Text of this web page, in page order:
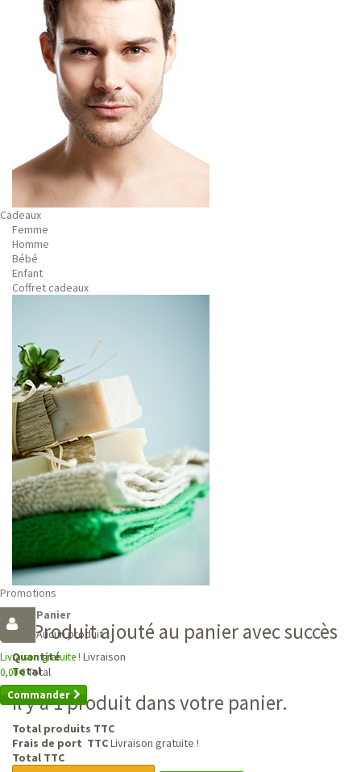
Cadeaux
Femme
Homme
Bébé
Enfant
Coffret cadeaux
Promotions
Panier
Aucun produit
Livraison gratuite ! Livraison
0,00 €Total
Commander
Produit ajouté au panier avec succès
Quantité
Total
Il y a 1 produit dans votre panier.
Total produits TTC
Frais de port TTCLivraison gratuite !
Total TTC